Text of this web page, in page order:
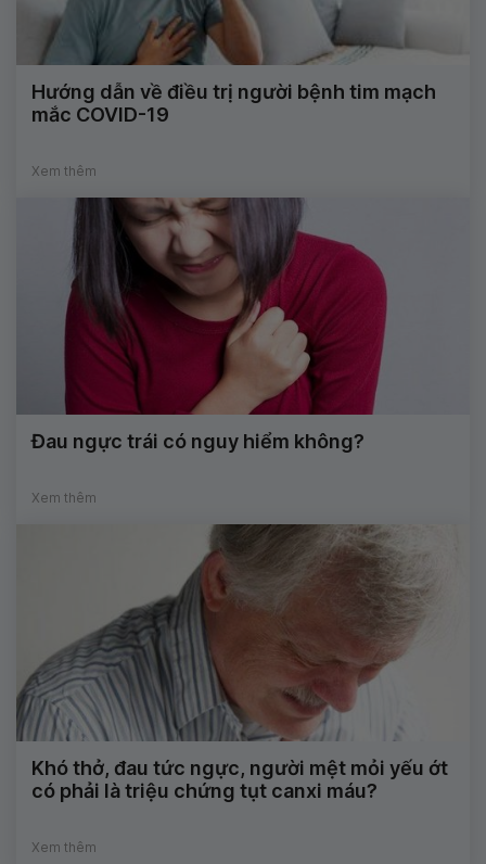
Hướng dẫn về điều trị người bệnh tim mạch
mắc COVID-19
Xem thêm
Đau ngực trái có nguy hiểm không?
Xem thêm
Khó thở, đau tức ngực, người mệt mỏi yếu ớt
có phải là triệu chứng tụt canxi máu?
Xem thêm